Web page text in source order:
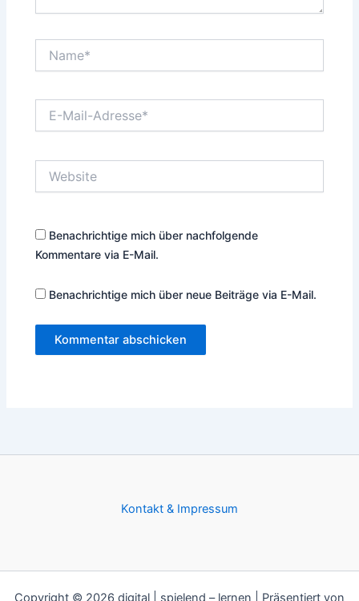
Mail-
Benachrichtige mich über nachfolgende
Kommentare via E-Mail.
Benachrichtige mich über neue Beiträge via E-Mail.
Kontakt & Impressum
Copyright © 2026 digital | spielend – lernen | Präsentiert von